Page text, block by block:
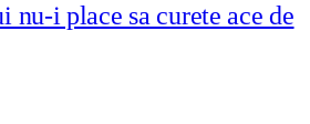
nu-i place sa curete ace de